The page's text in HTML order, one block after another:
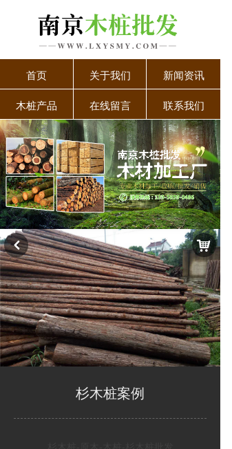
首页 关于我们 新闻资讯
木桩产品 在线留言 联系我们
杉木桩案例
낙
낒